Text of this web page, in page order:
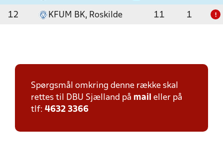
12 KFUM BK, Roskilde 11 1 !
Spørgsmål omkring denne række skal
rettes til DBU Sjælland på mail eller på
tlf: 4632 3366